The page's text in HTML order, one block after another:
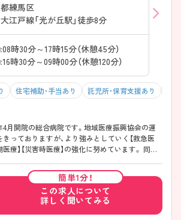
練馬区
江戸線「光が丘駅」徒歩8分
時30分～17時15分（休憩45分）
時30分～09時00分（休憩120分）
住宅補助・手当あり 託児所・保育支援あり
月開院の総合病院です。地域医療振興協会の運
っておりますが、より強みとしていく【救急医
医療】【災害時医療】の強化に努めています。 同分
で長く勤めていきたいという方にもお勧めです。
たくさんあり、買い物にも困りません。近くに大
ょう並木がきれいな通りを進むと病院がありま
、求人詳細や過去の選考事例など、さらに詳細をお
軽にご相談ください。
簡単1分！
この求人について
詳しく聞いてみる